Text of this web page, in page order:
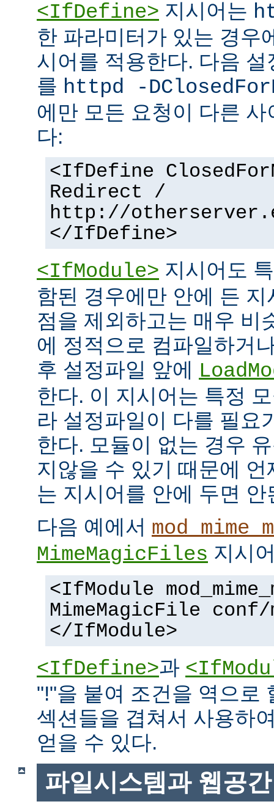
<IfDefine> 지시어는
한 파라미터가 있는 경우
시어를 적용한다. 다음
를 httpd -
에만 모든 요청이 다른
다:
<IfDefine
Redirect /
http://
</IfDefine>
<IfModule> 지시어도
함된 경우에만 안에 든
점을 제외하고는 매우 비
에 정적으로 컴파일하거
후 설정파일 앞에
한다. 이 지시어는 특정
라 설정파일이 다를 필요
한다. 모듈이 없는 경우
지않을 수 있기 때문에
는 지시어를 안에 두면 안
다음 예에서
MimeMagicFiles 지시
<IfModule
MimeMagicFile conf/
</IfModule>
<IfDefine>과
"!"을 붙여 조건을 역으로
섹션들을 겹쳐서 사용하
얻을 수 있다.
파일시스템과 웹공간